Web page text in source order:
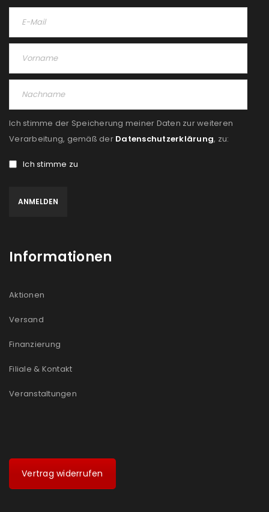
E-Mail-Adresse
NEWSLETTER ABONNIEREN
akzeptiere die
Ich stimme der Speicherung meiner Daten zur weiteren
Verarbeitung, gemäß der Datenschutzerklärung, zu:
Ich stimme zu
Informationen
Aktionen
Versand
Finanzierung
Filiale & Kontakt
Veranstaltungen
Vertrag widerrufen